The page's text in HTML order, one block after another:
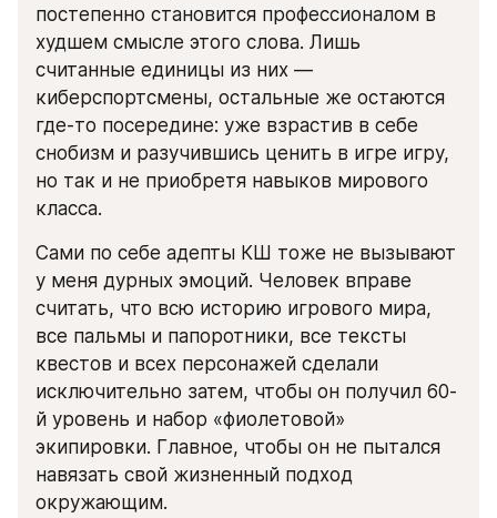
постепенно становится профессионалом в
худшем смысле этого слова. Лишь
считанные единицы из них —
киберспортсмены, остальные же остаются
где-то посередине: уже взрастив в себе
снобизм и разучившись ценить в игре игру,
но так и не приобретя навыков мирового
класса.
Сами по себе адепты КШ тоже не вызывают
у меня дурных эмоций. Человек вправе
считать, что всю историю игрового мира,
все пальмы и папоротники, все тексты
квестов и всех персонажей сделали
исключительно затем, чтобы он получил 60-
й уровень и набор «фиолетовой»
экипировки. Главное, чтобы он не пытался
навязать свой жизненный подход
окружающим.